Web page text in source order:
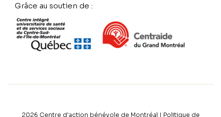
Grâce au soutien de :
2026 Centre d'action bénévole de Montréal | Politique de